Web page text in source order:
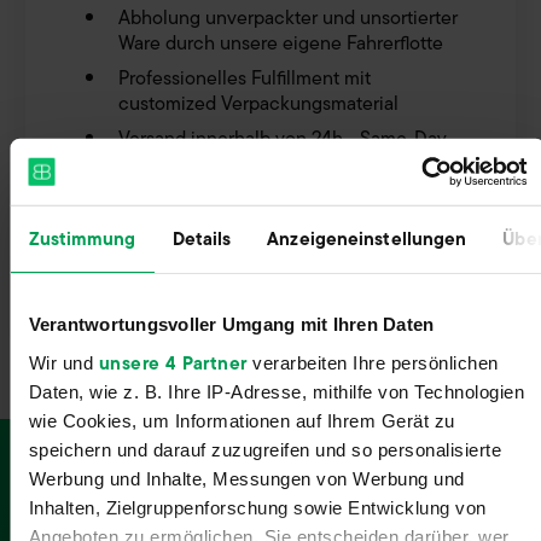
Zustimmung Details Anzeigeneinstellungen
Verantwortungsvoller Umgang mit Ihren Daten
Wir und unsere 4 Partnerverarbeiten Ihre persönlichen
Daten, wie z. B. Ihre IP-Adresse, mithilfe von Technologien
wie Cookies, um Informationen auf Ihrem Gerät zu
speichern und darauf zuzugreifen und so personalisierte
Werbung und Inhalte, Messungen von Werbung und
Inhalten, Zielgruppenforschung sowie Entwicklung von
Angeboten zu ermöglichen. Sie entscheiden darüber, wer
Abholung unverpackter und unsortierter
Ware durch unsere eigene Fahrerflotte
Professionelles Fulfillment mit
customized Verpackungsmaterial
Versand innerhalb von 24h - Same-Day
Retourenmanagement mit
Aufarbeitungsmöglichkeiten
Verbinde Billbee mit über 150